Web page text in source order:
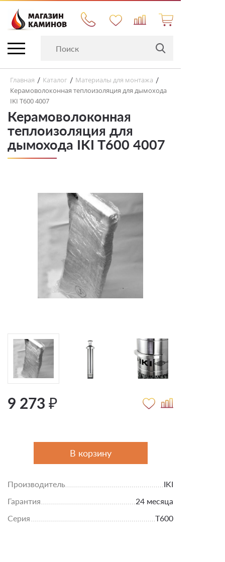
Главная / Каталог / Материалы для монтажа /
Керамоволоконная теплоизоляция для дымохода
IKI T600 4007
Керамоволоконная
теплоизоляция для
дымохода IKI T600 4007
9 273 ₽
В корзину
Производитель
IKI
Гарантия
24 месяца
Серия
T600